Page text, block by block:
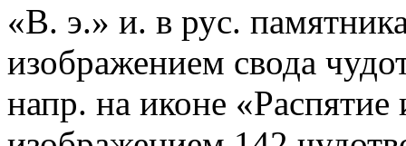
«В. э.» и. в рус.
изображением свода
напр. на иконе